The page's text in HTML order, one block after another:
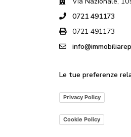
0721 491173
0721 491173
Le tue preferenze
Privacy Policy
Cookie Policy